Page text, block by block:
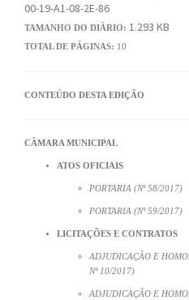
00-19-A1-08-2E-86
TAMANHO DO DIÁRIO: 1.293 KB
TOTAL DE PÁGINAS: 10
CONTEÚDO DESTA EDIÇÃO
CÂMARA MUNICIPAL
ATOS OFICIAIS
PORTARIA (Nº 58/2017)
PORTARIA (Nº 59/2017)
LICITAÇÕES E CONTRATOS
ADJUDICAÇÃO E
Nº 10/2017)
ADJUDICAÇÃO E